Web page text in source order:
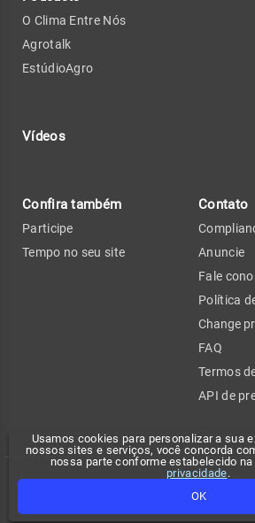
Usamos cookies para personalizar a sua
nossos sites e serviços, você concorda
nossa parte conforme estabelecido
privacidade.
OK
O Clima Entre Nós
Agrotalk
EstúdioAgro
Vídeos
Confira também
Participe
Tempo no seu site
Contato
Anuncie
Fale
Política
Change
FAQ
Termos
API de
Copyright 2026 - Climatempo. Todos os